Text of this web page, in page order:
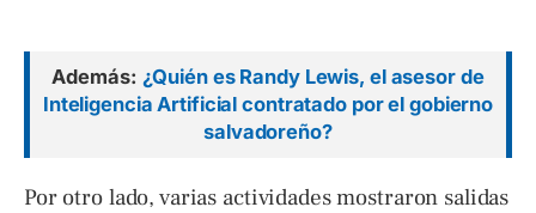
Además: ¿Quién es Randy Lewis, el asesor de
Inteligencia Artificial contratado por el gobierno
salvadoreño?
Por otro lado, varias actividades mostraron salidas